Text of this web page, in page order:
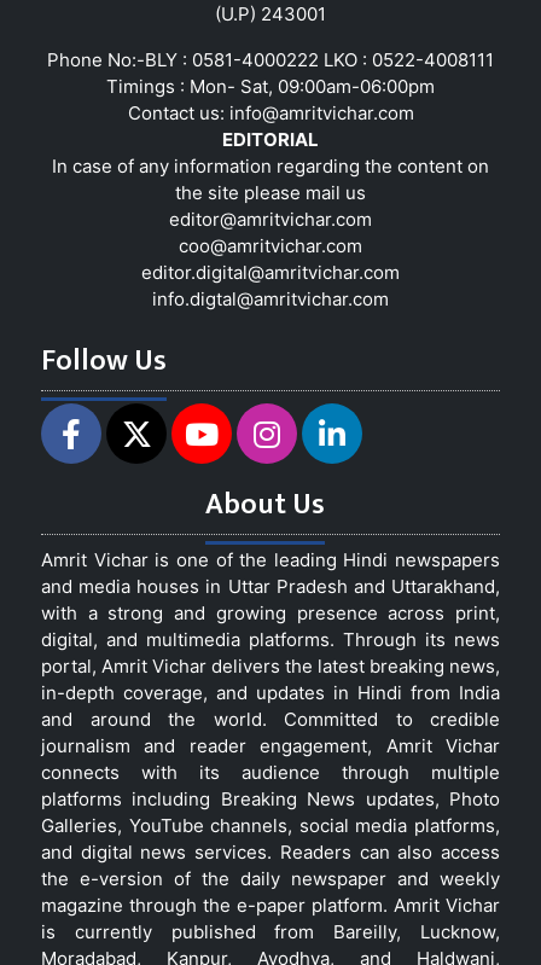
(U.P) 243001
Phone No:-BLY : 0581-4000222 LKO : 0522-4008111
Timings : Mon- Sat, 09:00am-06:00pm
Contact us: info@amritvichar.com
EDITORIAL
In case of any information regarding the content on
the site please mail us
editor@amritvichar.com
coo@amritvichar.com
editor.digital@amritvichar.com
info.digtal@amritvichar.com
Follow Us
About Us
Amrit Vichar is one of the leading Hindi newspapers
and media houses in Uttar Pradesh and Uttarakhand,
with a strong and growing presence across print,
digital, and multimedia platforms. Through its news
portal, Amrit Vichar delivers the latest breaking news,
in-depth coverage, and updates in Hindi from India
and around the world. Committed to credible
journalism and reader engagement, Amrit Vichar
connects with its audience through multiple
platforms including Breaking News updates, Photo
Galleries, YouTube channels, social media platforms,
and digital news services. Readers can also access
the e-version of the daily newspaper and weekly
magazine through the e-paper platform. Amrit Vichar
is currently published from Bareilly, Lucknow,
Moradabad, Kanpur, Ayodhya, and Haldwani,